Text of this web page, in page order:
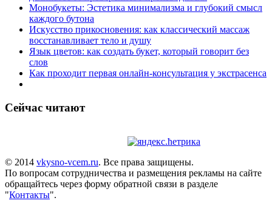
Монобукеты: Эстетика минимализма и глубокий смысл
каждого бутона
Искусство прикосновения: как классический массаж
восстанавливает тело и душу
Язык цветов: как создать букет, который говорит без
слов
Как проходит первая онлайн-консультация у экстрасенса
Сейчас читают
© 2014 vkysno-vcem.ru. Все права защищены.
По вопросам сотрудничества и размещения рекламы на сайте
обращайтесь через форму обратной связи в разделе
"Контакты".